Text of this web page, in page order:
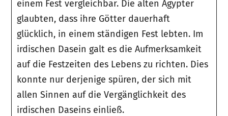
einem Fest vergleichbar. Die alten Ägypter
glaubten, dass ihre Götter dauerhaft
glücklich, in einem ständigen Fest lebten. Im
irdischen Dasein galt es die Aufmerksamkeit
auf die Festzeiten des Lebens zu richten. Dies
konnte nur derjenige spüren, der sich mit
allen Sinnen auf die Vergänglichkeit des
irdischen Daseins einließ.